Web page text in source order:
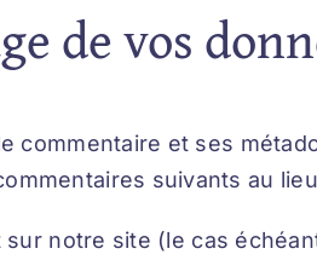
de vos
commentaire et ses
suivants au
sur notre site (le cas